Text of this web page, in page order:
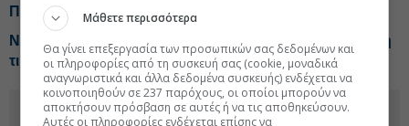
Προκοπίου
NBG Securities για Metlen: Ισχυρότερο το β' εξάμηνο, η
τιμή-στόχος
Μάθετε περισσότερα
Θα γίνει επεξεργασία των προσωπικών σας δεδομένων και
οι πληροφορίες από τη συσκευή σας (cookie, μοναδικά
αναγνωριστικά και άλλα δεδομένα συσκευής) ενδέχεται να
κοινοποιηθούν σε 237 παρόχους, οι οποίοι μπορούν να
αποκτήσουν πρόσβαση σε αυτές ή να τις αποθηκεύσουν.
Αυτές οι πληροφορίες ενδέχεται επίσης να